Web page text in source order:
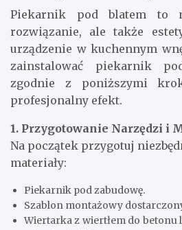
Piekarnik pod blatem to
rozwiązanie, ale także
urządzenie w kuchennym
zainstalować piekarnik
zgodnie z poniższymi
profesjonalny efekt.
1. Przygotowanie Narzędzi i
Na początek przygotuj
materiały:
Piekarnik pod zabudowę.
Szablon montażowy
Wiertarka z wiertłem do betonu